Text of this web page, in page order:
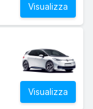
Visualizza
Visualizza